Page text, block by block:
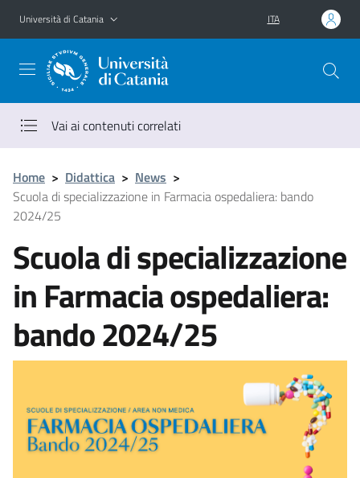
Vai al contenuto principale
Vai al menu di navigazione
Università di Catania ITA
Vai ai contenuti correlati
Home > Didattica > News >
Scuola di specializzazione in Farmacia ospedaliera: bando
2024/25
Scuola di specializzazione
in Farmacia ospedaliera:
bando 2024/25